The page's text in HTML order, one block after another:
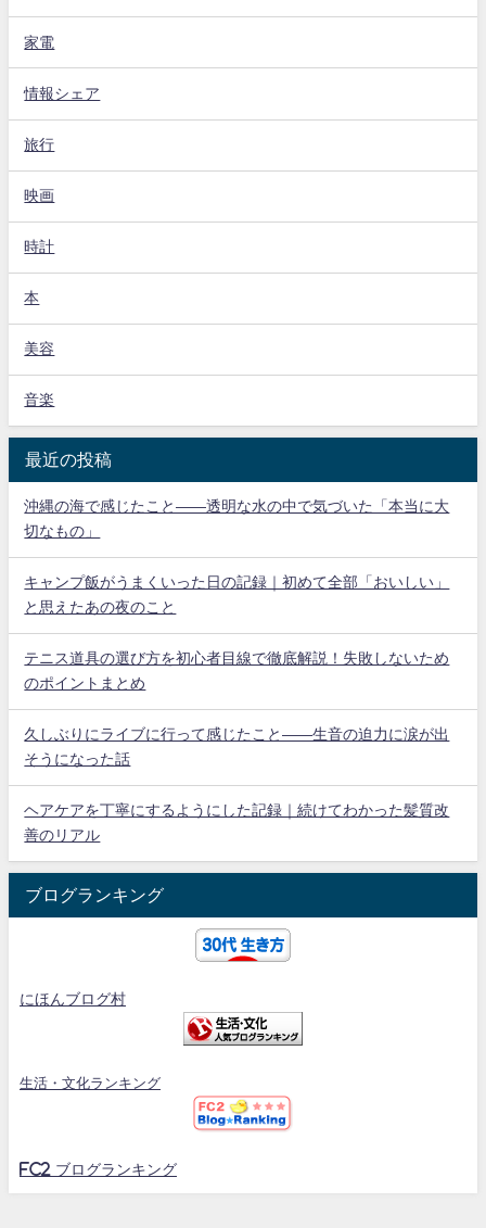
家電
情報シェア
旅行
映画
時計
本
美容
音楽
最近の投稿
沖縄の海で感じたこと——透明な水の中で気づいた「本当に大
切なもの」
キャンプ飯がうまくいった日の記録｜初めて全部「おいしい」
と思えたあの夜のこと
テニス道具の選び方を初心者目線で徹底解説！失敗しないため
のポイントまとめ
久しぶりにライブに行って感じたこと——生音の迫力に涙が出
そうになった話
ヘアケアを丁寧にするようにした記録｜続けてわかった髪質改
善のリアル
ブログランキング
にほんブログ村
生活・文化ランキング
FC2 ブログランキング